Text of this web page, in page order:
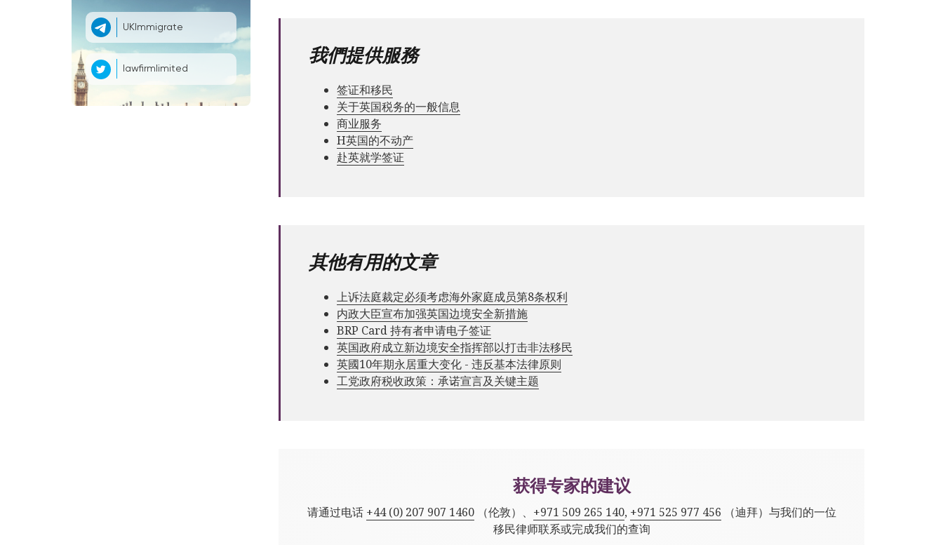
UKImmigrate
lawfirmlimited
我們提供服務
签证和移民
关于英国税务的一般信息
商业服务
Н英国的不动产
赴英就学签证
其他有用的文章
上诉法庭裁定必须考虑海外家庭成员第8条权利
内政大臣宣布加强英国边境安全新措施
BRP Card 持有者申请电子签证
英国政府成立新边境安全指挥部以打击非法移民
英國10年期永居重大变化 - 违反基本法律原则
工党政府税收政策：承诺宣言及关键主题
获得专家的建议
请通过电话 +44 (0) 207 907 1460（伦敦）、 +971 509 265 140, +971 525 977 456 （迪拜）与我们的一位
移民律师联系或完成我们的查询